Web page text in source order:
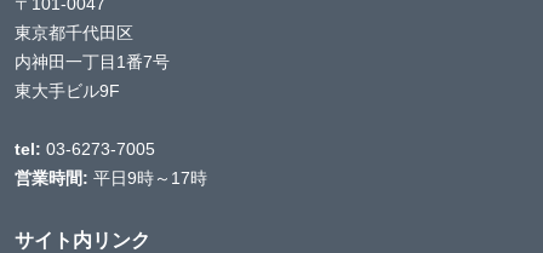
東京都千代田区
内神田一丁目1番7号
東大手ビル9F
tel: 03-6273-7005
営業時間: 平日9時～17時
サイト内リンク